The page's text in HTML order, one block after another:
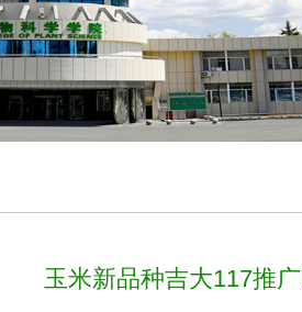
玉米新品种吉大117推